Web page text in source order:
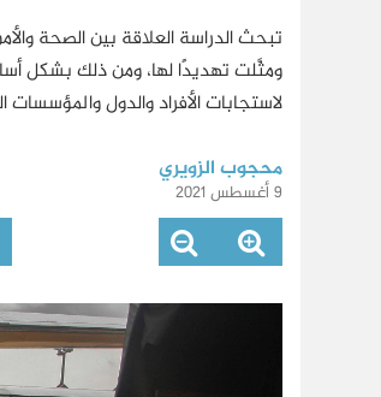
ومثَّلت تهديدًا لها، ومن ذلك بشكل
لاستجابات الأفراد والدول
محجوب الزويري
9 أغسطس 2021